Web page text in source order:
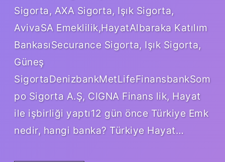
Sigorta, AXA Sigorta, Işık Sigorta,
AvivaSA Emeklilik,HayatAlbaraka Katılım
BankasıSecurance Sigorta, Işık Sigorta,
Güneş
SigortaDenizbankMetLifeFinansbankSom
po Sigorta A.Ş, CIGNA Finans lik, Hayat
ile işbirliği yaptı12 gün önce Türkiye Emk
nedir, hangi banka? Türkiye Hayat…